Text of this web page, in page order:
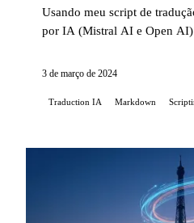
Usando meu script de
por IA (Mistral AI e Open
3 de março de 2024
Traduction IA Markdown